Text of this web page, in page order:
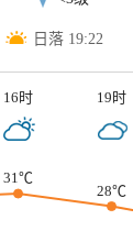
日落 19:22
16时 19时
31℃
28℃